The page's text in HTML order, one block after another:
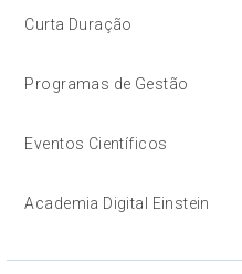
Curta Duração
Programas de Gestão
Eventos Científicos
Academia Digital Einstein